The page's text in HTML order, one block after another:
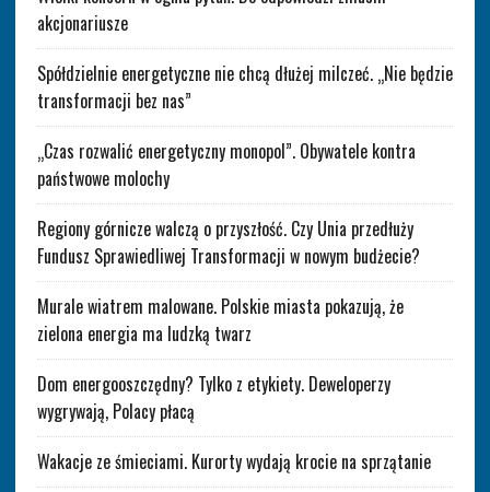
akcjonariusze
Spółdzielnie energetyczne nie chcą dłużej milczeć. „Nie będzie
transformacji bez nas”
„Czas rozwalić energetyczny monopol”. Obywatele kontra
państwowe molochy
Regiony górnicze walczą o przyszłość. Czy Unia przedłuży
Fundusz Sprawiedliwej Transformacji w nowym budżecie?
Murale wiatrem malowane. Polskie miasta pokazują, że
zielona energia ma ludzką twarz
Dom energooszczędny? Tylko z etykiety. Deweloperzy
wygrywają, Polacy płacą
Wakacje ze śmieciami. Kurorty wydają krocie na sprzątanie